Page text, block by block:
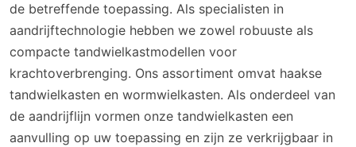
de betreffende toepassing. Als specialisten in
aandrijftechnologie hebben we zowel robuuste als
compacte tandwielkastmodellen voor
krachtoverbrenging. Ons assortiment omvat haakse
tandwielkasten en wormwielkasten. Als onderdeel van
de aandrijflijn vormen onze tandwielkasten een
aanvulling op uw toepassing en zijn ze verkrijgbaar in